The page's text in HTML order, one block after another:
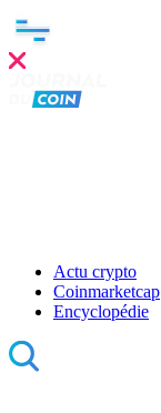
Actu crypto
Coinmarketcap
Encyclopédie